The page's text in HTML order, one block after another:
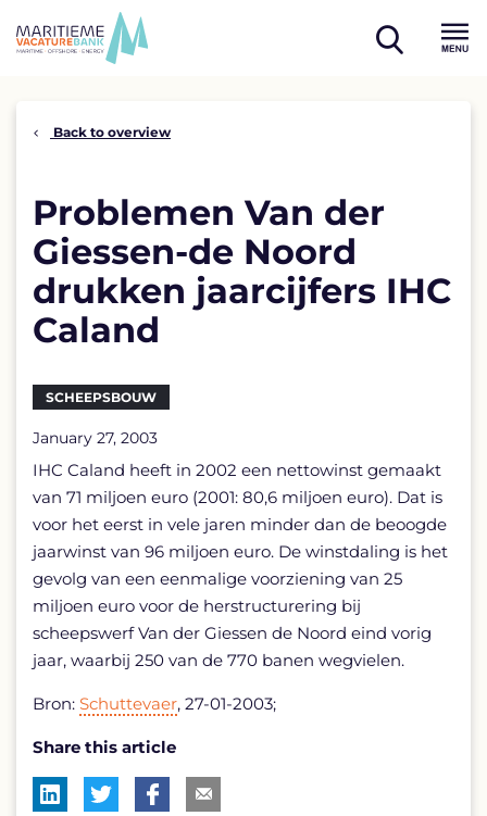
open
Back to overview
Problemen Van der
Giessen-de Noord
drukken jaarcijfers IHC
Caland
SCHEEPSBOUW
January 27, 2003
IHC Caland heeft in 2002 een nettowinst gemaakt
van 71 miljoen euro (2001: 80,6 miljoen euro). Dat is
voor het eerst in vele jaren minder dan de beoogde
jaarwinst van 96 miljoen euro. De winstdaling is het
gevolg van een eenmalige voorziening van 25
miljoen euro voor de herstructurering bij
scheepswerf Van der Giessen de Noord eind vorig
jaar, waarbij 250 van de 770 banen wegvielen.
Bron: Schuttevaer, 27-01-2003;
Share this article